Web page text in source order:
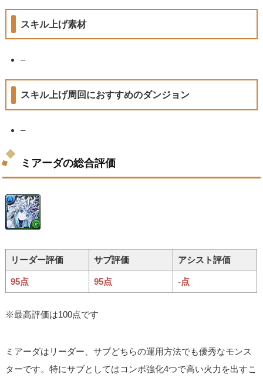
スキル上げ素材
–
スキル上げ周回におすすめのダンジョン
–
ミアーダの総合評価
リーダー評価 サブ評価 アシスト評価
95点 95点 -点
※最高評価は100点です
ミアーダはリーダー、サブどちらの運用方法でも優秀なモンス
ターです。特にサブとしてはコンボ強化4つで高い火力を出すこ